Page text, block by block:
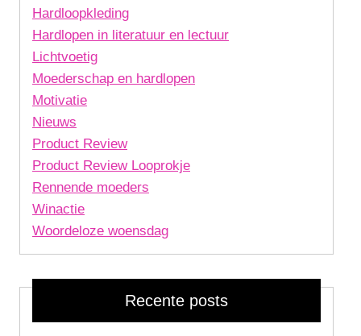
Hardloopkleding
Hardlopen in literatuur en lectuur
Lichtvoetig
Moederschap en hardlopen
Motivatie
Nieuws
Product Review
Product Review Looprokje
Rennende moeders
Winactie
Woordeloze woensdag
Recente posts